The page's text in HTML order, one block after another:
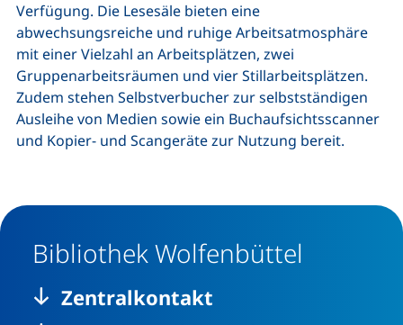
Verfügung. Die Lesesäle bieten eine
abwechsungsreiche und ruhige Arbeitsatmosphäre
mit einer Vielzahl an Arbeitsplätzen, zwei
Gruppenarbeitsräumen und vier Stillarbeitsplätzen.
Zudem stehen Selbstverbucher zur selbstständigen
Ausleihe von Medien sowie ein Buchaufsichtsscanner
und Kopier- und Scangeräte zur Nutzung bereit.
Bibliothek Wolfenbüttel
Zentralkontakt